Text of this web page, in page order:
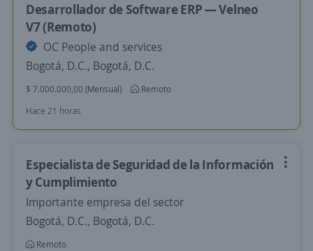
Desarrollador de Software ERP — Velneo
V7 (Remoto)
OC People and services
Bogotá, D.C., Bogotá, D.C.
$ 7.000.000,00 (Mensual)
Remoto
Hace 21 horas
Especialista de Seguridad de la Información
y Cumplimiento
Importante empresa del sector
Bogotá, D.C., Bogotá, D.C.
Remoto